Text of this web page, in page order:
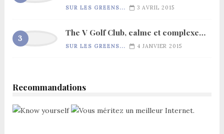
SUR LES GREENS... 3 AVRIL 2015
The V Golf Club, calme et complexe…
SUR LES GREENS... 4 JANVIER 2015
Recommandations